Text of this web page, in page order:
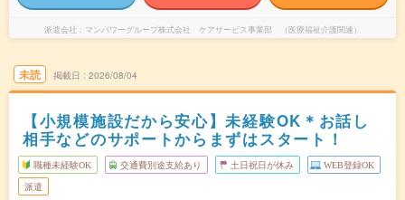
派遣会社 マンパワーグループ株式会社 ケアサービス事業部 （医療福祉介護関連）
未読 掲載日 2026/08/04
【小規模施設だから安心】未経験OK＊お話し
相手などのサポートからまずはスタート！
職種未経験OK 交通費別途支給あり 土日祝日が休み WEB登録OK
派遣